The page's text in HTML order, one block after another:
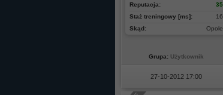
35
Reputacja:
16
Staż treningowy [ms]:
Opole
Skąd:
Grupa: Użytkownik
27-10-2012 17:00